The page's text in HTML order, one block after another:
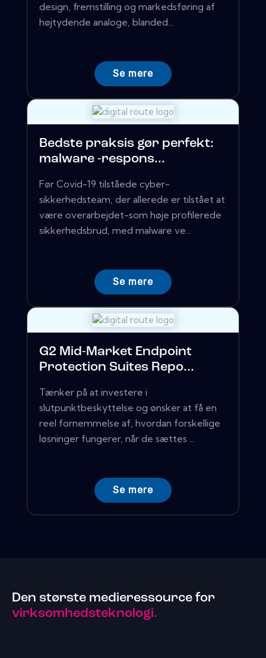
design, fremstilling og markedsføring af
højtydende analoge, blanded...
Se mere
Bedste praksis gør perfekt:
malware -respons...
Før Covid-19 tilståede cyber-
sikkerhedsteam, der allerede er tilstået at
være overarbejdet-som høje profilerede
sikkerhedsbrud, med malware ve...
Se mere
G2 Mid-Market Endpoint
Protection Suites Repo...
Tænker på at investere i
slutpunktbeskyttelse og ønsker at få en
reel fornemmelse af, hvordan forskellige
løsninger fungerer, når de sættes ...
Se mere
Den største medieressource for
virksomhedsteknologi.